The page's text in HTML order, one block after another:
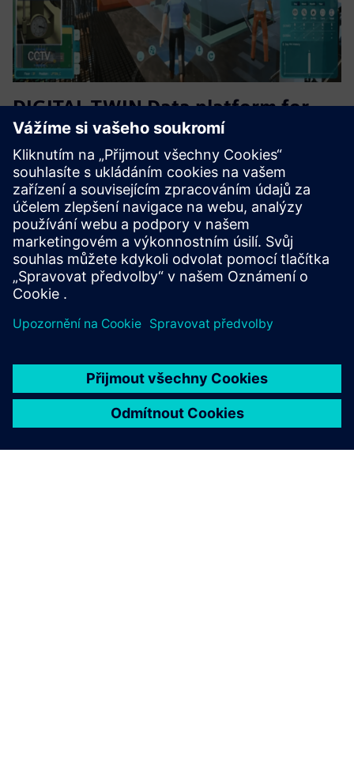
DIGITAL TWIN Data platform for
Plants
The DT Data Platform delivers a unified data backbone
optimized for plant-wide DX. The platform collectively
enhances reliability, efficiency, safety, and situational
awareness by enabling comprehensive monitoring,
predictive dia...
Další informace